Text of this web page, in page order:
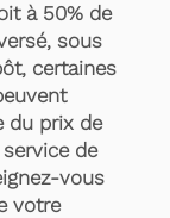
à 50% de
sous
certaines
du prix de
de
vous
votre